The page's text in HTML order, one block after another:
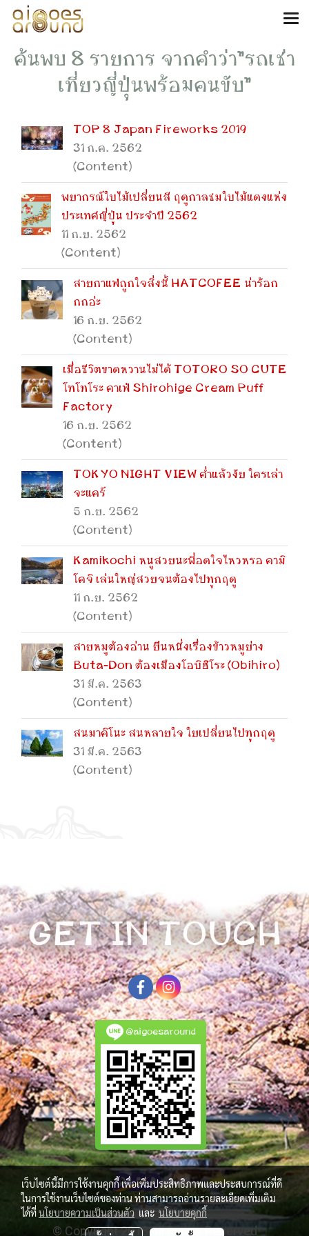
ค้นพบ 8 รายการ จากคำว่า"รถเช่า
เที่ยวญี่ปุ่นพร้อมคนขับ"
TOP 8 Japan Fireworks 2019
31 ก.ค. 2562
(Content)
พยากรณ์ใบไม้เปลี่ยนสี ฤดูกาลชมใบไม้แดงแห่ง
ประเทศญี่ปุ่น ประจำปี 2562
11 ก.ย. 2562
(Content)
สายกาแฟถูกใจสิ่งนี้ HATCOFEE น่าร้อก
กกอ่ะ
16 ก.ย. 2562
(Content)
เมื่อชีวิตขาดหวานไม่ได้ TOTORO SO CUTE
โทโทโระ คาเฟ่ Shirohige Cream Puff
Factory
16 ก.ย. 2562
(Content)
TOKYO NIGHT VIEW ค่ำแล้วงัย ใครเล่า
จะแคร์
5 ก.ย. 2562
(Content)
Kamikochi หนูสวยนะพี่อดใจไหวหรอ คามิ
โคจิ เล่นใหญ่สวยจนต้องไปทุกฤดู
11 ก.ย. 2562
(Content)
สายหมูต้องอ่าน ยืนหนึ่งเรื่องข้าวหมูย่าง
Buta-Don ต้องเมืองโอบิฮิโระ (Obihiro)
31 มี.ค. 2563
(Content)
สนมาคิโนะ สนหลายใจ ใยเปลี่ยนไปทุกฤดู
31 มี.ค. 2563
(Content)
@aigoesaround
© Copyright 2018 All Rights Reserved
เว็บไซต์นี้มีการใช้งานคุกกี้ เพื่อเพิ่มประสิทธิภาพและประสบการณ์ที่ดี
ในการใช้งานเว็บไซต์ของท่าน ท่านสามารถอ่านรายละเอียดเพิ่มเติม
ได้ที่นโยบายความเป็นส่วนตัว และ นโยบายคุกกี้